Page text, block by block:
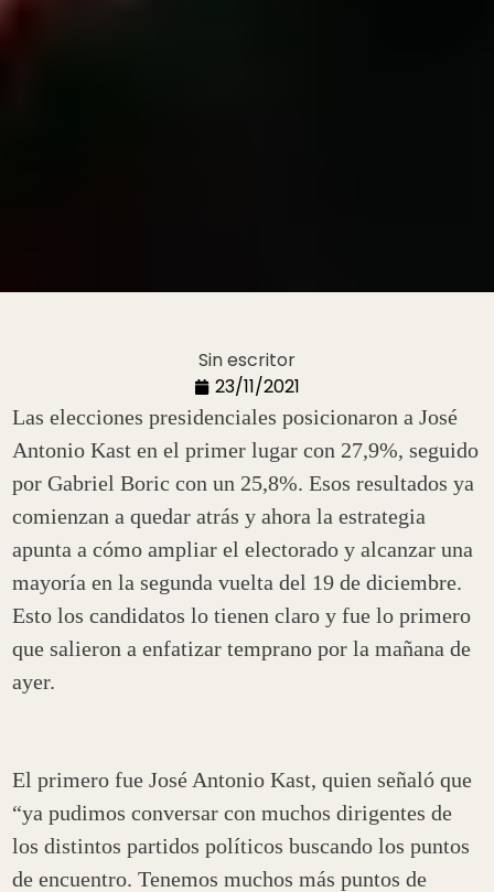
Sin escritor
23/11/2021
Las elecciones presidenciales posicionaron a José
Antonio Kast en el primer lugar con 27,9%, seguido
por Gabriel Boric con un 25,8%. Esos resultados ya
comienzan a quedar atrás y ahora la estrategia
apunta a cómo ampliar el electorado y alcanzar una
mayoría en la segunda vuelta del 19 de diciembre.
Esto los candidatos lo tienen claro y fue lo primero
que salieron a enfatizar temprano por la mañana de
ayer.
El primero fue José Antonio Kast, quien señaló que
“ya pudimos conversar con muchos dirigentes de
los distintos partidos políticos buscando los puntos
de encuentro. Tenemos muchos más puntos de